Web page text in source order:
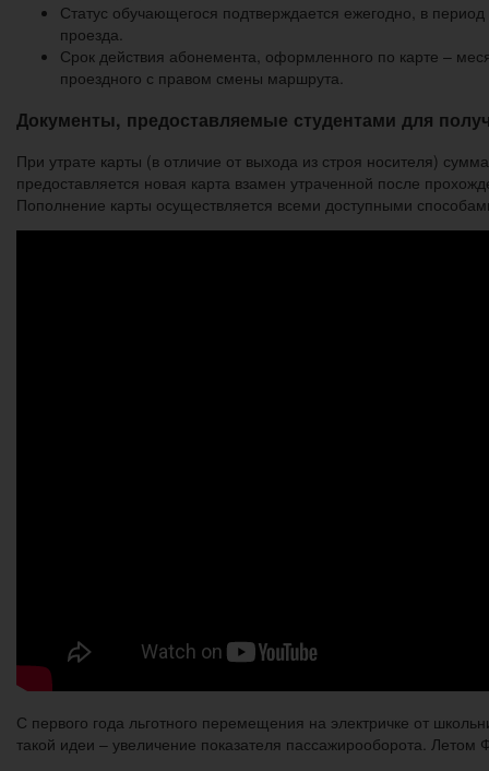
Статус обучающегося подтверждается ежегодно, в
проезда.
Срок действия абонемента, оформленного по карте –
проездного с правом смены маршрута.
Документы, предоставляемые студентами для
При утрате карты (в отличие от выхода из строя носителя)
предоставляется новая карта взамен утраченной после
Пополнение карты осуществляется всеми доступными
С первого года льготного перемещения на электричке от
такой идеи – увеличение показателя пассажирооборота.